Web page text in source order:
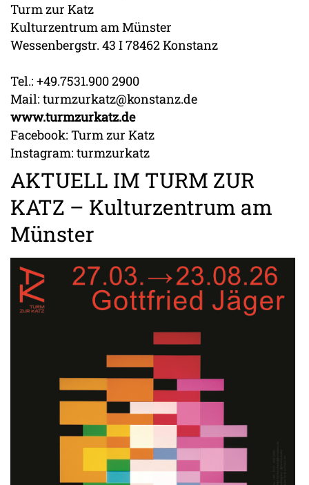
Turm zur Katz
Kulturzentrum am Münster
Wessenbergstr. 43 I 78462 Konstanz
Tel.: +49.7531.900 2900
Mail: turmzurkatz@konstanz.de
www.turmzurkatz.de
Facebook: Turm zur Katz
Instagram: turmzurkatz
AKTUELL IM TURM ZUR
KATZ – Kulturzentrum am
Münster